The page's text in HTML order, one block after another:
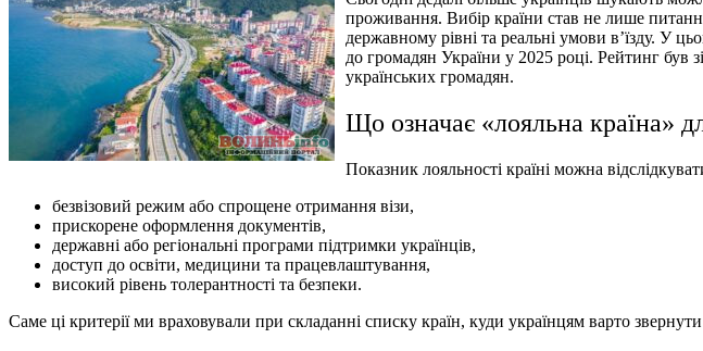
проживання. Вибір країни став не лише
державному рівні та реальні умови в’їзду. У
до громадян України у 2025 році. Рейтинг був
українських громадян.
Що означає «лояльна країна»
Показник лояльності країні можна
безвізовий режим або спрощене отримання візи,
прискорене оформлення документів,
державні або регіональні програми підтримки українців,
доступ до освіти, медицини та працевлаштування,
високий рівень толерантності та безпеки.
Саме ці критерії ми враховували при складанні списку країн, куди українцям варто